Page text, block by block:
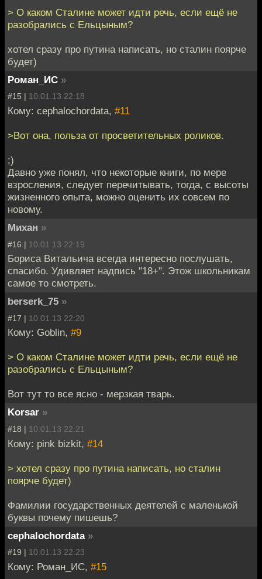
> О каком Сталине может идти речь, если ещё не
разобрались с Ельцыным?
хотел сразу про путина написать, но сталин поярче
будет)
Роман_ИС »
#15 | 10.01.13 22:18
Кому: cephalochordata, #11
>Вот она, польза от просветительных роликов.
;)
Давно уже понял, что некоторые книги, по мере
взросления, следует перечитывать, тогда, с высоты
жизненного опыта, можно оценить их совсем по
новому.
Михан »
#16 | 10.01.13 22:19
Бориса Витальича всегда интересно послушать,
спасибо. Удивляет надпись "18+". Этож школьникам
самое то смотреть.
berserk_75 »
#17 | 10.01.13 22:20
Кому: Goblin, #9
> О каком Сталине может идти речь, если ещё не
разобрались с Ельцыным?
Вот тут то все ясно - мерзкая тварь.
Korsar »
#18 | 10.01.13 22:21
Кому: pink bizkit, #14
> хотел сразу про путина написать, но сталин
поярче будет)
Фамилии государственных деятелей с маленькой
буквы почему пишешь?
cephalochordata »
#19 | 10.01.13 22:23
Кому: Роман_ИС, #15